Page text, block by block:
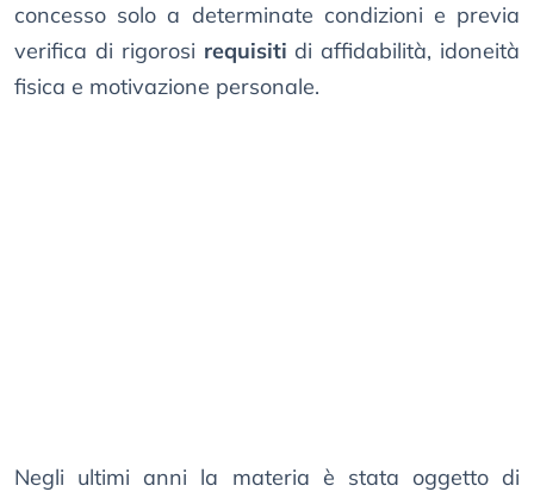
concesso solo a determinate condizioni e previa
verifica di rigorosi requisiti di affidabilità, idoneità
fisica e motivazione personale.
Negli ultimi anni la materia è stata oggetto di